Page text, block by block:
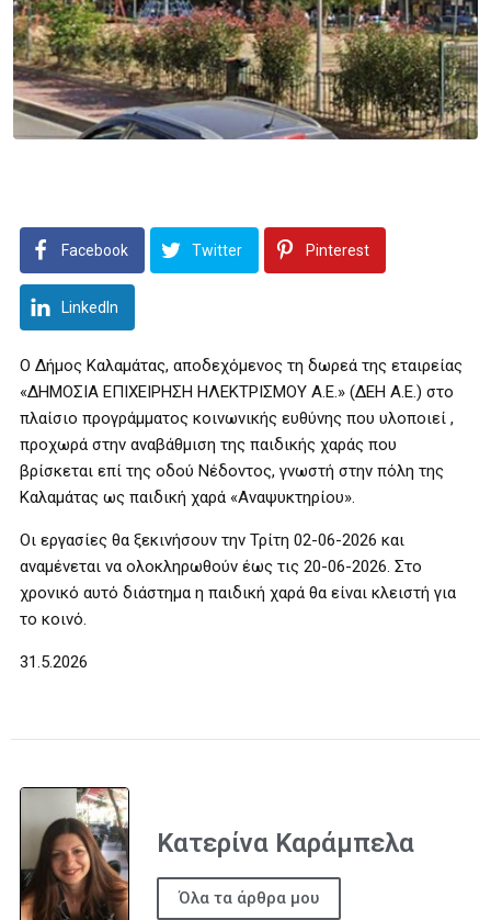
Facebook Twitter Pinterest
LinkedIn
Ο Δήμος Καλαμάτας, αποδεχόμενος τη δωρεά της εταιρείας
«ΔΗΜΟΣΙΑ ΕΠΙΧΕΙΡΗΣΗ ΗΛΕΚΤΡΙΣΜΟΥ Α.Ε.» (ΔΕΗ Α.Ε.) στο
πλαίσιο προγράμματος κοινωνικής ευθύνης που υλοποιεί ,
προχωρά στην αναβάθμιση της παιδικής χαράς που
βρίσκεται επί της οδού Νέδοντος, γνωστή στην πόλη της
Καλαμάτας ως παιδική χαρά «Αναψυκτηρίου».
Οι εργασίες θα ξεκινήσουν την Τρίτη 02-06-2026 και
αναμένεται να ολοκληρωθούν έως τις 20-06-2026. Στο
χρονικό αυτό διάστημα η παιδική χαρά θα είναι κλειστή για
το κοινό.
31.5.2026
Κατερίνα Καράμπελα
Όλα τα άρθρα μου